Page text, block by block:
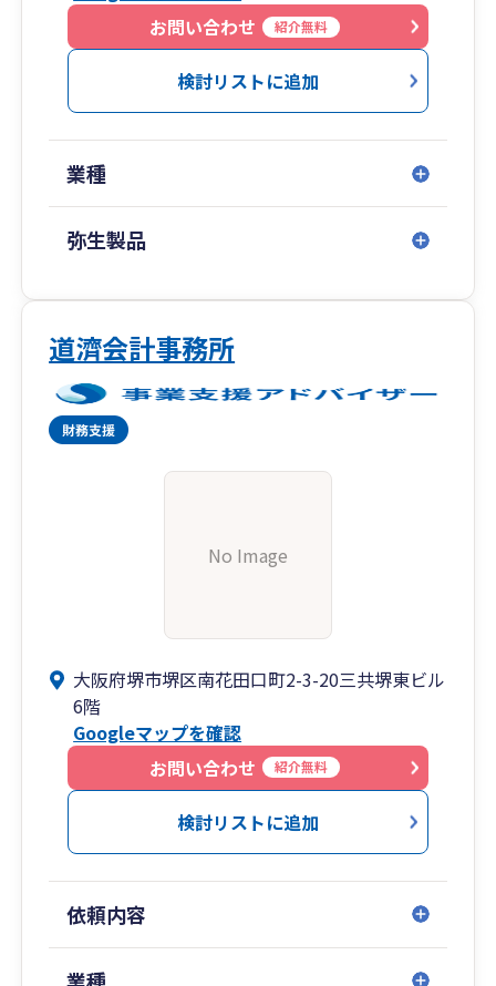
お問い合わせ
紹介無料
検討リストに追加
業種
弥生製品
道濟会計事務所
No Image
大阪府堺市堺区南花田口町2-3-20三共堺東ビル
6階
Googleマップを確認
お問い合わせ
紹介無料
検討リストに追加
依頼内容
業種